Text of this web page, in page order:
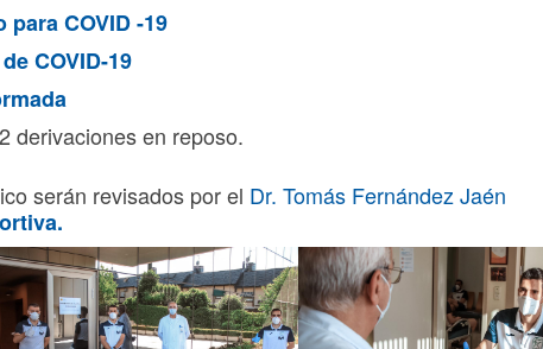
COVID -19
COVID-19
derivaciones en reposo.
serán revisados por el Dr. Tomás Fernández Jaén